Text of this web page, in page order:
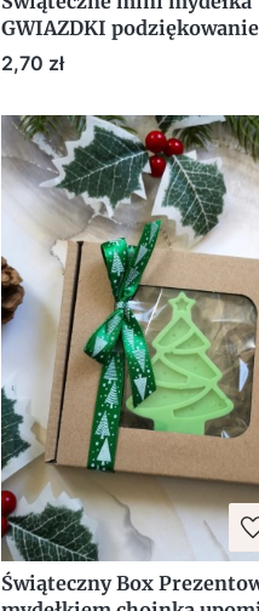
GWIAZDKI podziękowanie
upominek Boże Narodzenie
Mikołajki
Cena
2,70 zł
Świąteczny Box